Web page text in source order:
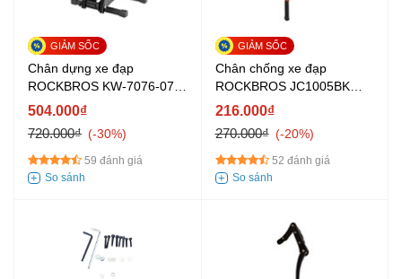
Chân dựng xe đạp
ROCKBROS KW-7076-07
Đen
504.000₫
720.000₫
-30%
59 đánh giá
Chân chống xe đạp
ROCKBROS JC1005BK
Đen
216.000₫
270.000₫
-20%
52 đánh giá